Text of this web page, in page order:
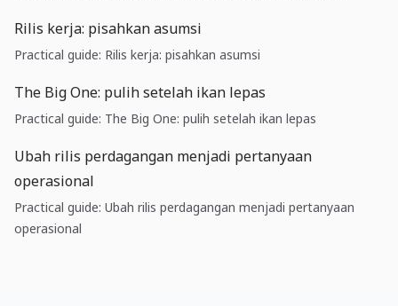
Rilis kerja: pisahkan asumsi
Practical guide: Rilis kerja: pisahkan asumsi
The Big One: pulih setelah ikan lepas
Practical guide: The Big One: pulih setelah ikan lepas
Ubah rilis perdagangan menjadi pertanyaan
operasional
Practical guide: Ubah rilis perdagangan menjadi pertanyaan
operasional